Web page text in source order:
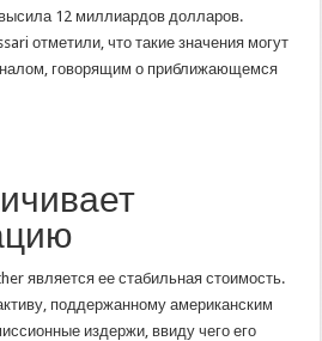
12 миллиардов долларов.
отметили, что такие значения могут
говорящим о приближающемся
является ее стабильная стоимость.
поддержанному американским
издержи, ввиду чего его